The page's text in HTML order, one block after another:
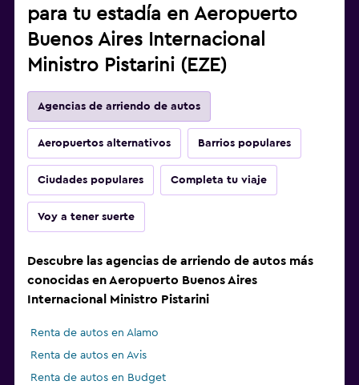
para tu estadía en Aeropuerto
Buenos Aires Internacional
Ministro Pistarini (EZE)
Agencias de arriendo de autos
Aeropuertos alternativos Barrios populares
Ciudades populares Completa tu viaje
Voy a tener suerte
Descubre las agencias de arriendo de autos más
conocidas en Aeropuerto Buenos Aires
Internacional Ministro Pistarini
Renta de autos en Alamo
Renta de autos en Avis
Renta de autos en Budget